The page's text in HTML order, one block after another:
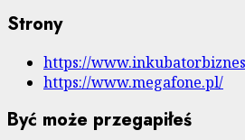
Strony
https://
https://www.megafone.pl/
Być może przegapiłeś